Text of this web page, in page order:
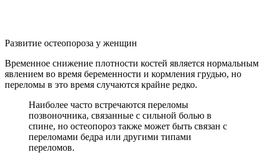
Развитие остеопороза у женщин
Временное снижение плотности костей является нормальным
явлением во время беременности и кормления грудью, но
переломы в это время случаются крайне редко.
Наиболее часто встречаются переломы
позвоночника, связанные с сильной болью в
спине, но остеопороз также может быть связан с
переломами бедра или другими типами
переломов.